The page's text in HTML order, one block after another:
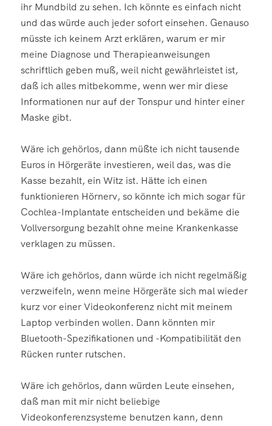
ihr Mundbild zu sehen. Ich könnte es einfach nicht
und das würde auch jeder sofort einsehen. Genauso
müsste ich keinem Arzt erklären, warum er mir
meine Diagnose und Therapieanweisungen
schriftlich geben muß, weil nicht gewährleistet ist,
daß ich alles mitbekomme, wenn wer mir diese
Informationen nur auf der Tonspur und hinter einer
Maske gibt.
Wäre ich gehörlos, dann müßte ich nicht tausende
Euros in Hörgeräte investieren, weil das, was die
Kasse bezahlt, ein Witz ist. Hätte ich einen
funktionieren Hörnerv, so könnte ich mich sogar für
Cochlea-Implantate entscheiden und bekäme die
Vollversorgung bezahlt ohne meine Krankenkasse
verklagen zu müssen.
Wäre ich gehörlos, dann würde ich nicht regelmäßig
verzweifeln, wenn meine Hörgeräte sich mal wieder
kurz vor einer Videokonferenz nicht mit meinem
Laptop verbinden wollen. Dann könnten mir
Bluetooth-Spezifikationen und -Kompatibilität den
Rücken runter rutschen.
Wäre ich gehörlos, dann würden Leute einsehen,
daß man mit mir nicht beliebige
Videokonferenzsysteme benutzen kann, denn